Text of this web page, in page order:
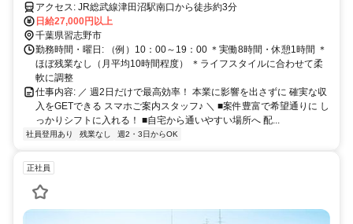
アクセス: JR総武線津田沼駅南口から徒歩約3分
日給27,000円以上
千葉県習志野市
勤務時間・曜日: （例）10：00～19：00 ＊実働8時間・休憩1時間 ＊
ほぼ残業なし（月平均10時間程度） ＊ライフスタイルに合わせて柔
軟に調整
仕事内容: ／ 週2日だけで最高効率！ 本業に影響を出さずに 確実な収
入をGETできる スマホご案内スタッフ♪ ＼ ■案件豊富で希望通りに し
っかりシフトに入れる！ ■自宅から通いやすい場所へ 配...
社員登用あり 残業なし 週2・3日からOK
正社員